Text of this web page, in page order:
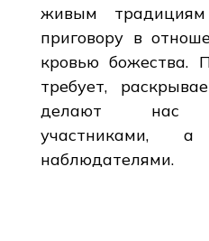
живым
приговору в
кровью божества.
требует,
делают нас
участниками,
наблюдателями.